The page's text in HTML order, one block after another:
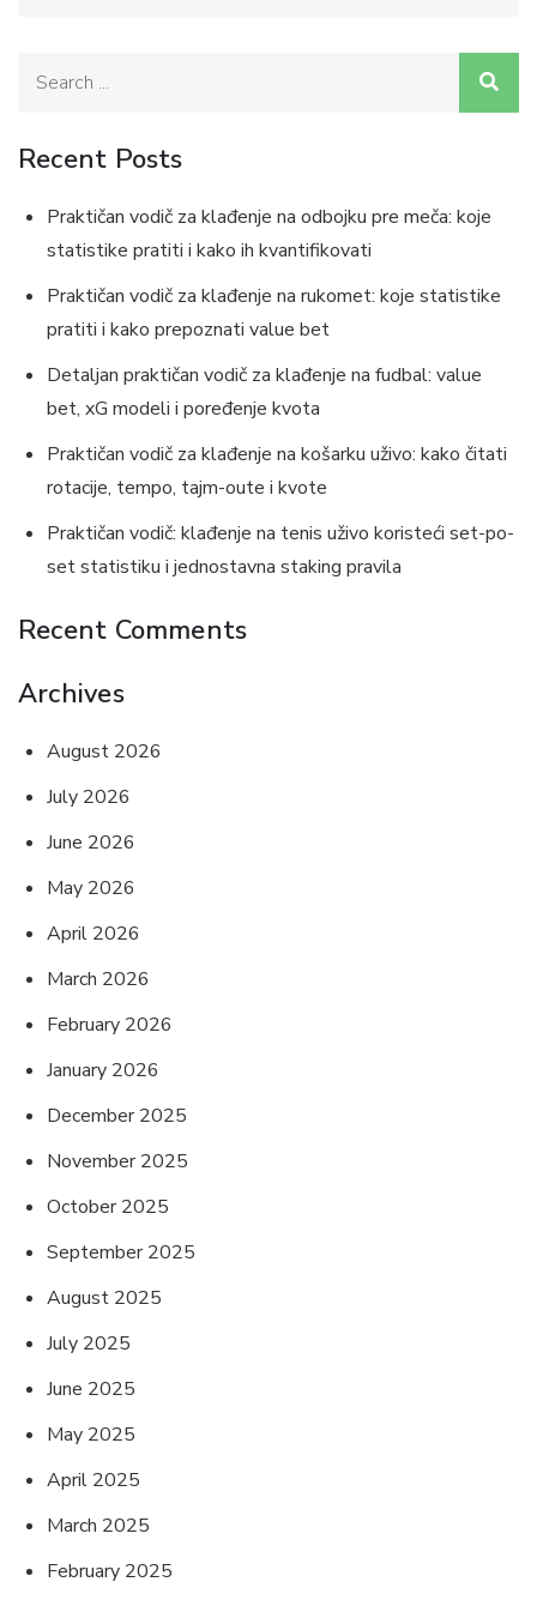
Recent Posts
Praktičan vodič za klađenje na odbojku pre meča: koje
statistike pratiti i kako ih kvantifikovati
Praktičan vodič za klađenje na rukomet: koje statistike
pratiti i kako prepoznati value bet
Detaljan praktičan vodič za klađenje na fudbal: value
bet, xG modeli i poređenje kvota
Praktičan vodič za klađenje na košarku uživo: kako čitati
rotacije, tempo, tajm-oute i kvote
Praktičan vodič: klađenje na tenis uživo koristeći set-po-
set statistiku i jednostavna staking pravila
Recent Comments
Archives
August 2026
July 2026
June 2026
May 2026
April 2026
March 2026
February 2026
January 2026
December 2025
November 2025
October 2025
September 2025
August 2025
July 2025
June 2025
May 2025
April 2025
March 2025
February 2025